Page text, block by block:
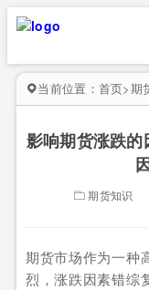
当前位置： 首页>期
影响期货涨跌
期货知识
期货市场作为一种
烈，涨跌因素错综